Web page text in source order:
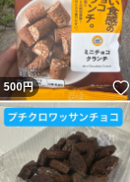
500円